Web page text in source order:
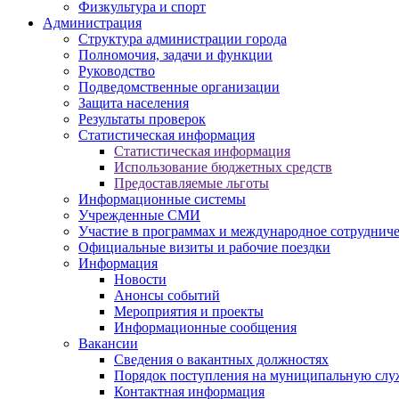
Физкультура и спорт
Администрация
Структура администрации города
Полномочия, задачи и функции
Руководство
Подведомственные организации
Защита населения
Результаты проверок
Статистическая информация
Статистическая информация
Использование бюджетных средств
Предоставляемые льготы
Информационные системы
Учрежденные СМИ
Участие в программах и международное
Официальные визиты и рабочие поездки
Информация
Новости
Анонсы событий
Мероприятия и проекты
Информационные сообщения
Вакансии
Сведения о вакантных должностях
Порядок поступления на муниципальную
Контактная информация